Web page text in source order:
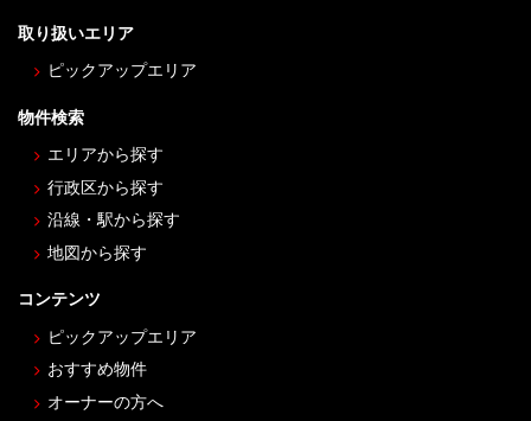
取り扱いエリア
ピックアップエリア
物件検索
エリアから探す
行政区から探す
沿線・駅から探す
地図から探す
コンテンツ
ピックアップエリア
おすすめ物件
オーナーの方へ